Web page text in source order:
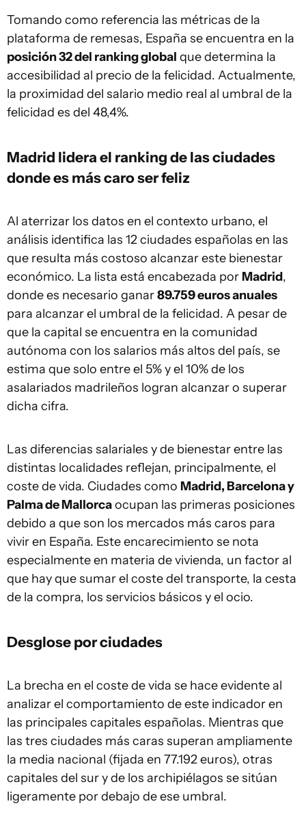
Tomando como referencia las métricas de la
plataforma de remesas, España se encuentra en la
posición 32 del ranking global que determina la
accesibilidad al precio de la felicidad. Actualmente,
la proximidad del salario medio real al umbral de la
felicidad es del 48,4%.
Madrid lidera el ranking de las ciudades
donde es más caro ser feliz
Al aterrizar los datos en el contexto urbano, el
análisis identifica las 12 ciudades españolas en las
que resulta más costoso alcanzar este bienestar
económico. La lista está encabezada por Madrid,
donde es necesario ganar89.759 euros anuales
para alcanzar el umbral de la felicidad. A pesar de
que la capital se encuentra en la comunidad
autónoma con los salarios más altos del país, se
estima que solo entre el 5% y el 10% de los
asalariados madrileños logran alcanzar o superar
dicha cifra.
Las diferencias salariales y de bienestar entre las
distintas localidades reflejan, principalmente, el
coste de vida. Ciudades como Madrid, Barcelona y
Palma de Mallorcaocupan las primeras posiciones
debido a que son los mercados más caros para
vivir en España. Este encarecimiento se nota
especialmente en materia de vivienda, un factor al
que hay que sumar el coste del transporte, la cesta
de la compra, los servicios básicos y el ocio.
Desglose por ciudades
La brecha en el coste de vida se hace evidente al
analizar el comportamiento de este indicador en
las principales capitales españolas. Mientras que
las tres ciudades más caras superan ampliamente
la media nacional (fijada en 77.192 euros), otras
capitales del sur y de los archipiélagos se sitúan
ligeramente por debajo de ese umbral.